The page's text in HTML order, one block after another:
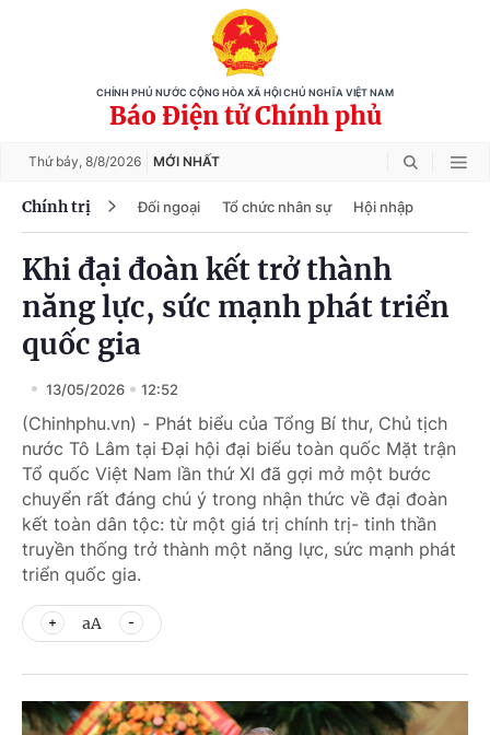
CHÍNH PHỦ NƯỚC CỘNG HÒA XÃ HỘI CHỦ NGHĨA VIỆT NAM
Báo Điện tử Chính phủ
Thứ bảy, 8/8/2026 MỚI NHẤT
Chính trị Đối ngoại Tổ chức nhân sự Hội nhập
Khi đại đoàn kết trở thành
năng lực, sức mạnh phát triển
quốc gia
13/05/2026 12:52
(Chinhphu.vn) - Phát biểu của Tổng Bí thư, Chủ tịch
nước Tô Lâm tại Đại hội đại biểu toàn quốc Mặt trận
Tổ quốc Việt Nam lần thứ XI đã gợi mở một bước
chuyển rất đáng chú ý trong nhận thức về đại đoàn
kết toàn dân tộc: từ một giá trị chính trị- tinh thần
truyền thống trở thành một năng lực, sức mạnh phát
triển quốc gia.
aA